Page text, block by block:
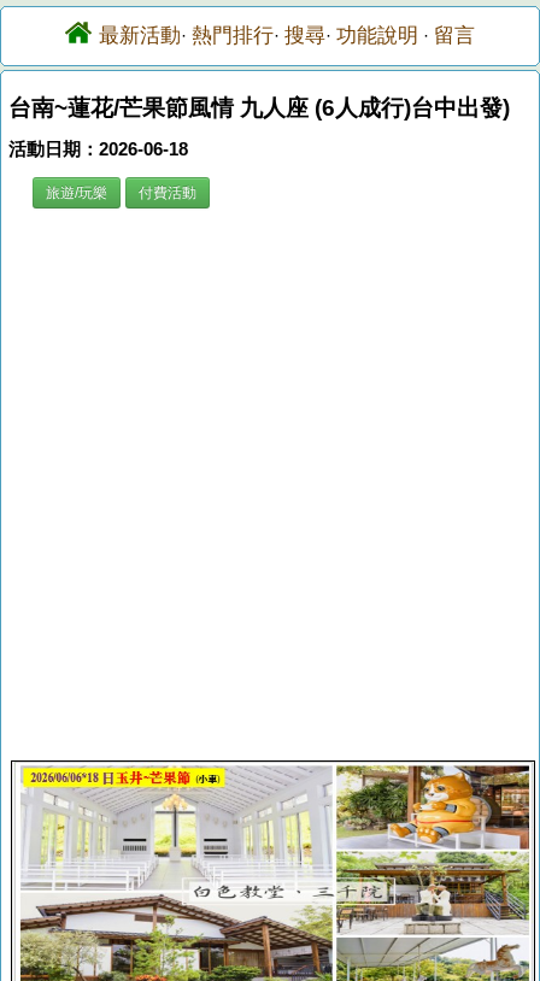
最新活動· 熱門排行· 搜尋· 功能說明 · 留言
台南~蓮花/芒果節風情 九人座 (6人成行)台中出發)
活動日期：2026-06-18
旅遊/玩樂 付費活動